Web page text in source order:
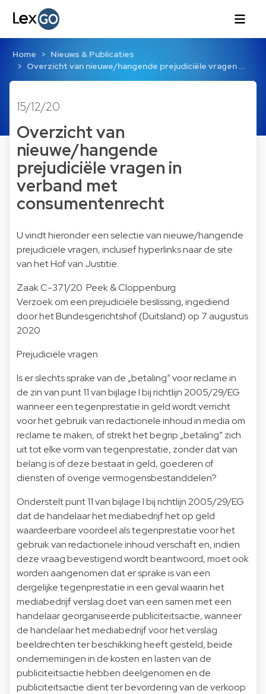
Home
Nieuws & Publicaties
Overzicht van nieuwe/hangende prejudiciële vragen …
15/12/20
Overzicht van
nieuwe/hangende
prejudiciële vragen in
verband met
consumentenrecht
U vindt hieronder een selectie van nieuwe/hangende
prejudiciële vragen, inclusief hyperlinks naar de site
van het Hof van Justitie.
Zaak C-371/20 Peek & Cloppenburg
Verzoek om een prejudiciële beslissing, ingediend
door het Bundesgerichtshof (Duitsland) op 7 augustus
2020
Prejudiciële vragen
Is er slechts sprake van de „betaling” voor reclame in
de zin van punt 11 van bijlage I bij richtlijn 2005/29/EG
wanneer een tegenprestatie in geld wordt verricht
voor het gebruik van redactionele inhoud in media om
reclame te maken, of strekt het begrip „betaling” zich
uit tot elke vorm van tegenprestatie, zonder dat van
belang is of deze bestaat in geld, goederen of
diensten of overige vermogensbestanddelen?
Onderstelt punt 11 van bijlage I bij richtlijn 2005/29/EG
dat de handelaar het mediabedrijf het op geld
waardeerbare voordeel als tegenprestatie voor het
gebruik van redactionele inhoud verschaft en, indien
deze vraag bevestigend wordt beantwoord, moet ook
worden aangenomen dat er sprake is van een
dergelijke tegenprestatie in een geval waarin het
mediabedrijf verslag doet van een samen met een
handelaar georganiseerde publiciteitsactie, wanneer
de handelaar het mediabedrijf voor het verslag
beeldrechten ter beschikking heeft gesteld, beide
ondernemingen in de kosten en lasten van de
publiciteitsactie hebben deelgenomen en de
publiciteitsactie dient ter bevordering van de verkoop